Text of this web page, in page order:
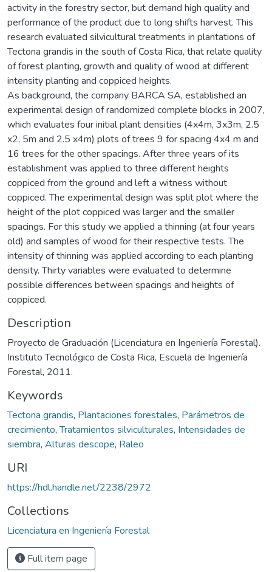
activity in the forestry sector, but demand high quality and
performance of the product due to long shifts harvest. This
research evaluated silvicultural treatments in plantations of
Tectona grandis in the south of Costa Rica, that relate quality
of forest planting, growth and quality of wood at different
intensity planting and coppiced heights.
As background, the company BARCA SA, established an
experimental design of randomized complete blocks in 2007,
which evaluates four initial plant densities (4x4m, 3x3m, 2.5
x2, 5m and 2.5 x4m) plots of trees 9 for spacing 4x4 m and
16 trees for the other spacings. After three years of its
establishment was applied to three different heights
coppiced from the ground and left a witness without
coppiced. The experimental design was split plot where the
height of the plot coppiced was larger and the smaller
spacings. For this study we applied a thinning (at four years
old) and samples of wood for their respective tests. The
intensity of thinning was applied according to each planting
density. Thirty variables were evaluated to determine
possible differences between spacings and heights of
coppiced.
Description
Proyecto de Graduación (Licenciatura en Ingeniería Forestal).
Instituto Tecnológico de Costa Rica, Escuela de Ingeniería
Forestal, 2011.
Keywords
Tectona grandis, Plantaciones forestales, Parámetros de
crecimiento,Tratamientos silviculturales, Intensidades de
siembra, Alturas descope, Raleo
URI
https://hdl.handle.net/2238/2972
Collections
Licenciatura en Ingeniería Forestal
Full item page